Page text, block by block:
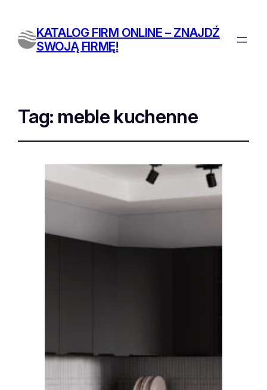
KATALOG FIRM ONLINE – ZNAJDŹ
SWOJĄ FIRMĘ!
Tag: meble kuchenne